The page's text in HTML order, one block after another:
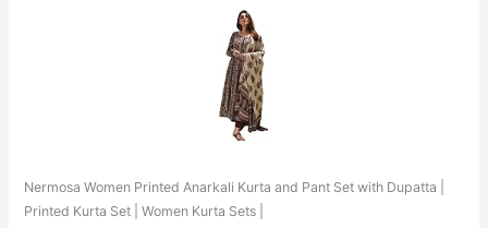
Nermosa Women Printed Anarkali Kurta and Pant Set with Dupatta |
Printed Kurta Set | Women Kurta Sets |